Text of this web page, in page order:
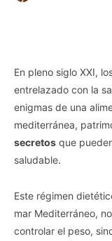
En pleno siglo XXI,
entrelazado con la
enigmas de una
mediterránea,
secretos que
saludable.
Este régimen
mar Mediterráneo,
controlar el peso,